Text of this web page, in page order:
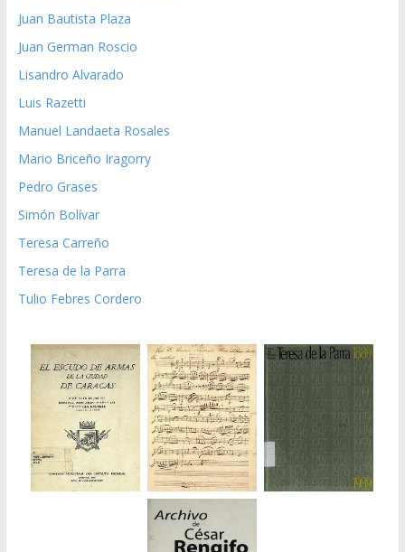
Juan Bautista Plaza
Juan German Roscio
Lisandro Alvarado
Luis Razetti
Manuel Landaeta Rosales
Mario Briceño Iragorry
Pedro Grases
Simón Bolívar
Teresa Carreño
Teresa de la Parra
Tulio Febres Cordero